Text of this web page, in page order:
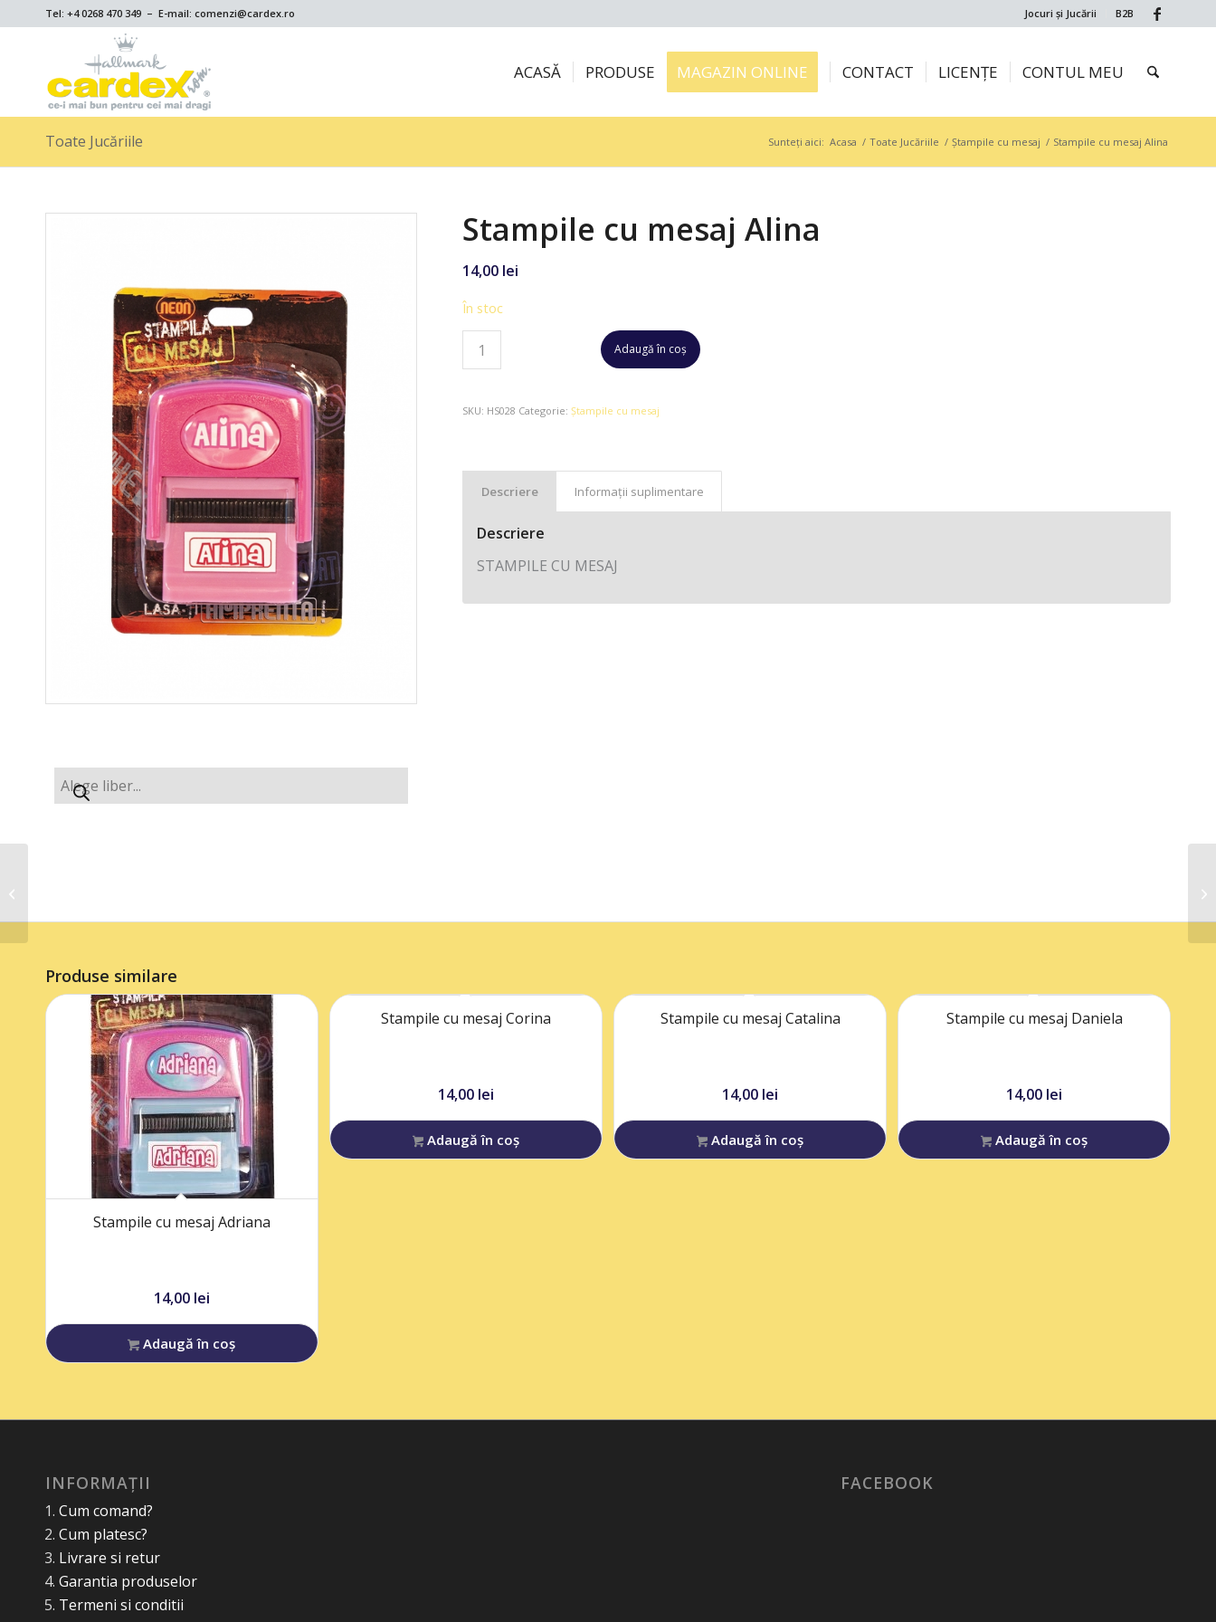
Jocuri și Jucării B2B
Tel: +4 0268 470 349 – E-mail: comenzi@cardex.ro
ACASĂ PRODUSE MAGAZIN ONLINE CONTACT LICENȚE CONTUL MEU
Toate Jucăriile Sunteți aici: Acasa / Toate Jucăriile / Ștampile cu mesaj / Stampile cu mesaj Alina
Stampile cu mesaj Alina
14,00 lei
În stoc
Adaugă în coș
SKU: HS028 Categorie: Ștampile cu mesaj
Descriere Informații suplimentare
Descriere
STAMPILE CU MESAJ
Produse similare
Stampile cu mesaj Adriana
14,00 lei
Adaugă în coș
Stampile cu mesaj Corina
14,00 lei
Adaugă în coș
Stampile cu mesaj Catalina
14,00 lei
Adaugă în coș
Stampile cu mesaj Daniela
14,00 lei
Adaugă în coș
INFORMAȚII
Cum comand?
Cum platesc?
Livrare si retur
Garantia produselor
Termeni si conditii
FACEBOOK